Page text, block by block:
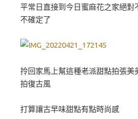
平常日直接到今日蜜麻花之家絕對
不確定了
拎回家馬上幫這種老派甜點拍張美
拍復古風
打算讓古早味甜點有點時尚感